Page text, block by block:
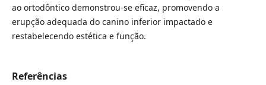
ao ortodôntico demonstrou-se eficaz, promovendo a
erupção adequada do canino inferior impactado e
restabelecendo estética e função.
Referências